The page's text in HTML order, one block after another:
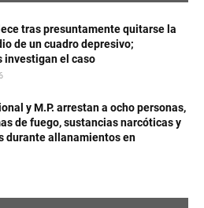
tras presuntamente quitarse la
de un cuadro depresivo;
investigan el caso
y M.P. arrestan a ocho personas,
de fuego, sustancias narcóticas y
durante allanamientos en